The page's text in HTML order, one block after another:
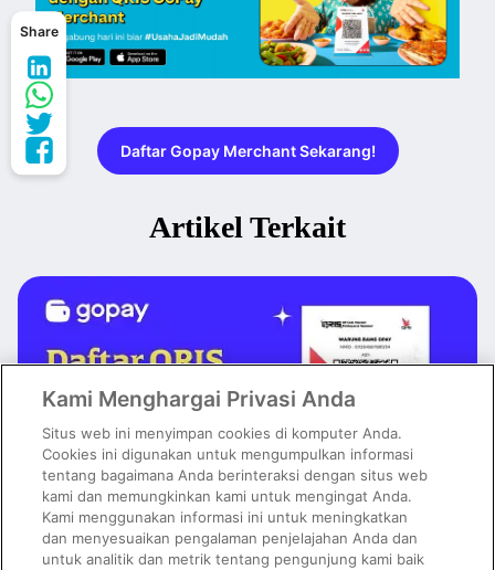
Share
Daftar Gopay Merchant Sekarang!
Artikel Terkait
Daftar QRIS Mudah dan Cepat, Tinggal Pakai Aplikasi GoPay
Kami Menghargai Privasi Anda
Situs web ini menyimpan cookies di komputer Anda.
Cookies ini digunakan untuk mengumpulkan informasi
tentang bagaimana Anda berinteraksi dengan situs web
kami dan memungkinkan kami untuk mengingat Anda.
Kami menggunakan informasi ini untuk meningkatkan
dan menyesuaikan pengalaman penjelajahan Anda dan
untuk analitik dan metrik tentang pengunjung kami baik